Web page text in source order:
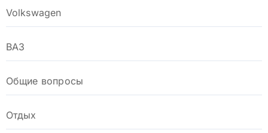
Volkswagen
ВАЗ
Общие вопросы
Отдых